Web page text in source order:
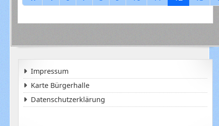
Impressum
Karte Bürgerhalle
Datenschutzerklärung